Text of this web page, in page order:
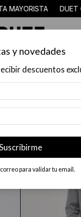
OFICIAL -
y novedades
descuentos
para validar tu email.